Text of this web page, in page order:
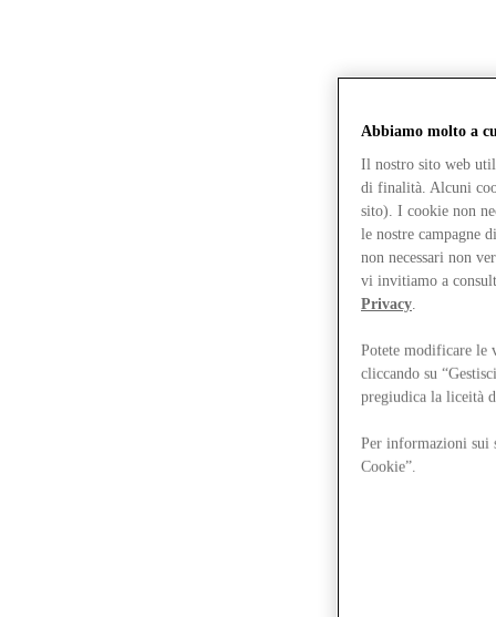
Abbiamo molto a
Il nostro sito web
di finalità. Alcuni
sito). I cookie non
le nostre campagne
non necessari non
vi invitiamo a
Privacy
Potete modificare le
cliccando su
pregiudica la liceità
Per informazioni sui
Cookie”.